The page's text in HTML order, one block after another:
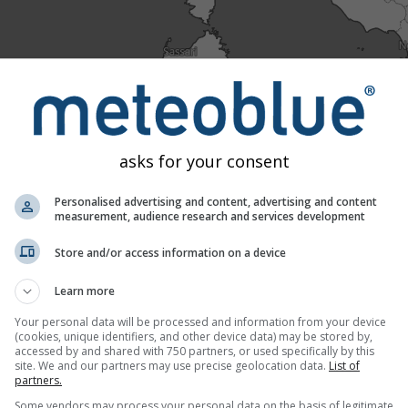
Južné Tirolsko
) zobrazujú oblačnosť. Nové satelitné pozorovania
minútovú satelitnú animáciu počasia. Satelitná animácia
používajú na krátkodobú predpoveď počasia. Globálna
17, HIMAWARI, METEOSAT-IODC) a spracovaná do
aké satelity poskytujú, až neuveriteľných 500
oblaky?
počasie vo vysokom rozlíšení pomocou vlnových dĺžok
infračerveného žiarenia. Tento termálny
sa studené oblaky javia ako veľmi jasné, zatiaľ čo teplé
povrch a v noci sa potom na satelitných snímkach
asks for your consent
Personalised advertising and content, advertising and content
measurement, audience research and services development
Store and/or access information on a device
Learn more
Your personal data will be processed and information from your device
(cookies, unique identifiers, and other device data) may be stored by,
accessed by and shared with 750 partners, or used specifically by this
site. We and our partners may use precise geolocation data. List of
partners.